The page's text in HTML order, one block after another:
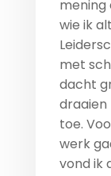
mening
wie ik
met
dacht
draaien
toe.
werk
vond ik